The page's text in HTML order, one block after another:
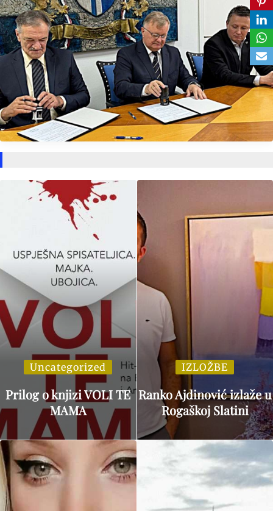
Uncategorized
Prilog o knjizi VOLI TE
MAMA
IZLOŽBE
Ranko Ajdinović izlaže u
Rogaškoj Slatini